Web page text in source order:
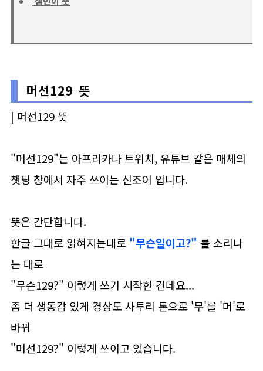
머선129 뜻
| 머선129 뜻
"머선129"는 아프리카나 트위치, 유튜브 같은 매체의
챗팅 창에서 자주 쓰이는 신조어 입니다.
뜻은 간단합니다.
한글 그대로 읽혀지는대로 "무슨일이고?" 를 소리나
는 대로
"무슨129?" 이렇게 쓰기 시작한 건데요...
좀 더 생동감 있게 경상도 사투리 톤으로 '무'를 '머'로
바꿔
"머선129?" 이렇게 쓰이고 있습니다.